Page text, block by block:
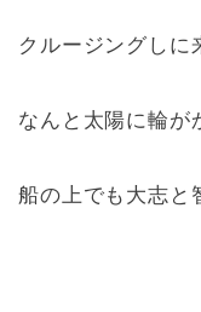
クルージングしに
なんと太陽に輪が
船の上でも大志と